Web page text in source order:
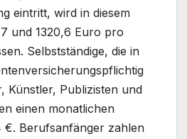
eintritt, wird in diesem
und 1320,6 Euro pro
Selbstständige, die in
Künstler, Publizisten und
einen monatlichen
€. Berufsanfänger zahlen